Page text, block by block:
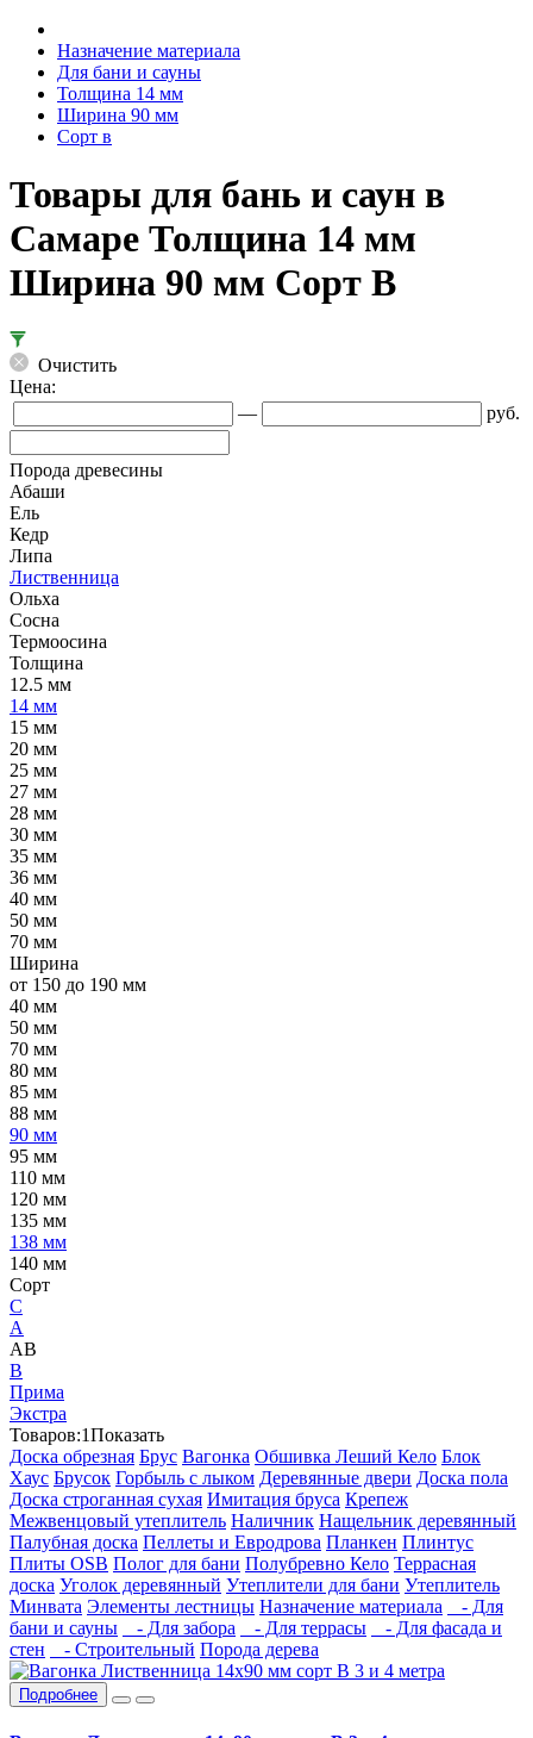
Назначение материала
Для бани и сауны
Толщина 14 мм
Ширина 90 мм
Сорт в
Товары для бань и саун в
Самаре Толщина 14 мм
Ширина 90 мм Сорт В
Очистить
Цена:
—
руб.
Порода древесины
Абаши
Ель
Кедр
Липа
Лиственница
Ольха
Сосна
Термоосина
Толщина
12.5 мм
14 мм
15 мм
20 мм
25 мм
27 мм
28 мм
30 мм
35 мм
36 мм
40 мм
50 мм
70 мм
Ширина
от 150 до 190 мм
40 мм
50 мм
70 мм
80 мм
85 мм
88 мм
90 мм
95 мм
110 мм
120 мм
135 мм
138 мм
140 мм
Сорт
C
А
АВ
В
Прима
Экстра
Товаров:1Показать
Доска обрезная Брус Вагонка Обшивка Леший Кело Блок
Хаус Брусок Горбыль с лыком Деревянные двери Доска пола
Доска строганная сухая Имитация бруса Крепеж
Межвенцовый утеплитель Наличник Нащельник деревянный
Палубная доска Пеллеты и Евродрова Планкен Плинтус
Плиты OSB Полог для бани Полубревно Кело Террасная
доска Уголок деревянный Утеплители для бани Утеплитель
Минвата Элементы лестницы Назначение материала
- Для
бани и сауны
- Для забора - Для террасы
- Для фасада и
стен
- Строительный Порода дерева
Подробнее